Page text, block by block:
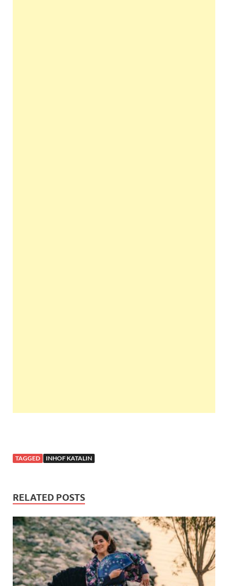
TAGGED INHOF KATALIN
RELATED POSTS